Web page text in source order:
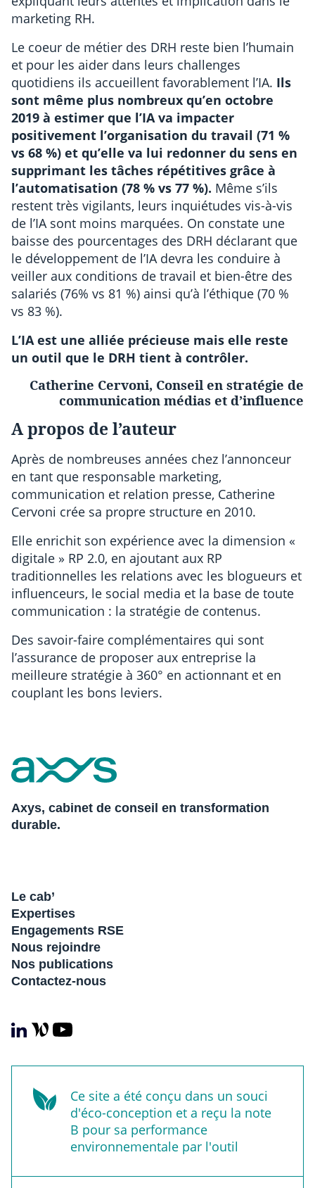
marketing RH.
Le coeur de métier des DRH reste bien l’humain
et pour les aider dans leurs challenges
quotidiens ils accueillent favorablement l’IA. Ils
sont même plus nombreux qu’en octobre
2019 à estimer que l’IA va impacter
positivement l’organisation du travail (71 %
vs 68 %) et qu’elle va lui redonner du sens en
supprimant les tâches répétitives grâce à
l’automatisation (78 % vs 77 %). Même s’ils
restent très vigilants, leurs inquiétudes vis-à-vis
de l’IA sont moins marquées. On constate une
baisse des pourcentages des DRH déclarant que
le développement de l’IA devra les conduire à
veiller aux conditions de travail et bien-être des
salariés (76% vs 81 %) ainsi qu’à l’éthique (70 %
vs 83 %).
L’IA est une alliée précieuse mais elle reste
un outil que le DRH tient à contrôler.
Catherine Cervoni, Conseil en stratégie de
communication médias et d’influence
A propos de l’auteur
Après de nombreuses années chez l’annonceur
en tant que responsable marketing,
communication et relation presse, Catherine
Cervoni crée sa propre structure en 2010.
Elle enrichit son expérience avec la dimension «
digitale » RP 2.0, en ajoutant aux RP
traditionnelles les relations avec les blogueurs et
influenceurs, le social media et la base de toute
communication : la stratégie de contenus.
Des savoir-faire complémentaires qui sont
l’assurance de proposer aux entreprise la
meilleure stratégie à 360° en actionnant et en
couplant les bons leviers.
Axys, cabinet de conseil en transformation
durable.
Le cab’
Expertises
Engagements RSE
Nous rejoindre
Nos publications
Contactez-nous
Ce site a été conçu dans un souci
d'éco-conception et a reçu la note
B pour sa performance
environnementale par l'outil